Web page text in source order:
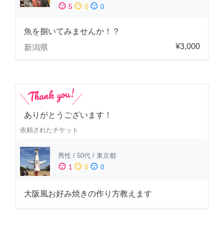
sentiment_satisfied 5 sentiment_neutral 0 sentiment_dissatisfied 0
魚を捌いてみませんか！？
新潟県
¥3,000
ありがとうございます！
依頼されたチケット
男性 / 50代 / 東京都
sentiment_satisfied 1 sentiment_neutral 0 sentiment_dissatisfied 0
大阪風お好み焼きの作り方教えます